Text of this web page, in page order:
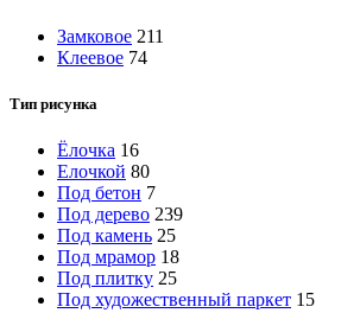
Замковое 211
Клеевое 74
Тип рисунка
Ёлочка 16
Елочкой 80
Под бетон 7
Под дерево 239
Под камень 25
Под мрамор 18
Под плитку 25
Под художественный паркет 15